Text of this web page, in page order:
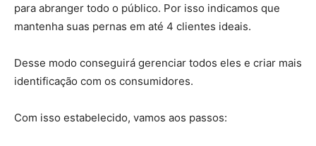
para abranger todo o público. Por isso indicamos que
mantenha suas pernas em até 4 clientes ideais.
Desse modo conseguirá gerenciar todos eles e criar mais
identificação com os consumidores.
Com isso estabelecido, vamos aos passos: